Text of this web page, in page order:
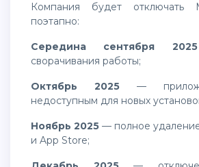
Компания будет отключать Microsoft Lens
поэтапно:
середина сентября 2025
сворачивания работы;
октябрь 2025 —
недоступным для новых
ноябрь 2025 — полное
и App Store;